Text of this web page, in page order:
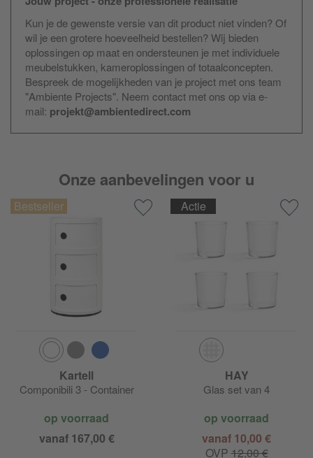
Kun je de gewenste versie van dit product niet vinden? Of
wil je een grotere hoeveelheid bestellen? Wij bieden
oplossingen op maat en ondersteunen je met individuele
meubelstukken, kameroplossingen of totaalconcepten.
Bespreek de mogelijkheden van je project met ons team
"Ambiente Projects". Neem contact met ons op via e-
mail: projekt@ambientedirect.com
Onze aanbevelingen voor u
Kartell
Componibili 3 - Container
op voorraad
vanaf 167,00 €
Actie
HAY
Glas set van 4
op voorraad
vanaf 10,00 €
OVP12,00 €